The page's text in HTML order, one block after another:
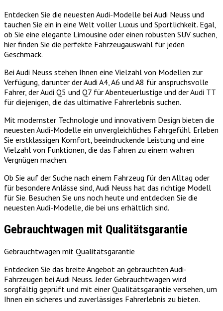
Entdecken Sie die neuesten Audi-Modelle bei Audi Neuss und
tauchen Sie ein in eine Welt voller Luxus und Sportlichkeit. Egal,
ob Sie eine elegante Limousine oder einen robusten SUV suchen,
hier finden Sie die perfekte Fahrzeugauswahl für jeden
Geschmack.
Bei Audi Neuss stehen Ihnen eine Vielzahl von Modellen zur
Verfügung, darunter der Audi A4, A6 und A8 für anspruchsvolle
Fahrer, der Audi Q5 und Q7 für Abenteuerlustige und der Audi TT
für diejenigen, die das ultimative Fahrerlebnis suchen.
Mit modernster Technologie und innovativem Design bieten die
neuesten Audi-Modelle ein unvergleichliches Fahrgefühl. Erleben
Sie erstklassigen Komfort, beeindruckende Leistung und eine
Vielzahl von Funktionen, die das Fahren zu einem wahren
Vergnügen machen.
Ob Sie auf der Suche nach einem Fahrzeug für den Alltag oder
für besondere Anlässe sind, Audi Neuss hat das richtige Modell
für Sie. Besuchen Sie uns noch heute und entdecken Sie die
neuesten Audi-Modelle, die bei uns erhältlich sind.
Gebrauchtwagen mit Qualitätsgarantie
Gebrauchtwagen mit Qualitätsgarantie
Entdecken Sie das breite Angebot an gebrauchten Audi-
Fahrzeugen bei Audi Neuss. Jeder Gebrauchtwagen wird
sorgfältig geprüft und mit einer Qualitätsgarantie versehen, um
Ihnen ein sicheres und zuverlässiges Fahrerlebnis zu bieten.